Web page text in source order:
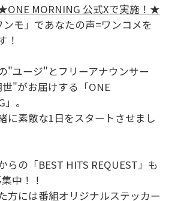
MORNING 公式Xで実施！★
ンモ」であなたの声=ワンコメを
！
"ユージ"とフリーアナウンサー
"がお届けする「ONE
。
に素敵な1日をスタートさせまし
らの「BEST HITS REQUEST」も
中！！
方には番組オリジナルステッカー